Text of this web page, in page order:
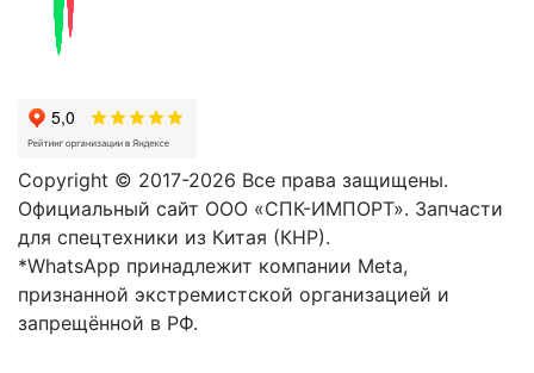
Copyright © 2017-2026 Все права защищены.
Официальный сайт ООО «СПК-ИМПОРТ». Запчасти
для спецтехники из Китая (КНР).
*WhatsApp принадлежит компании Meta,
признанной экстремистской организацией и
запрещённой в РФ.